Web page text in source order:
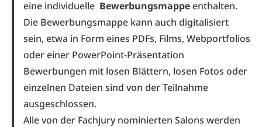
eine individuelle Bewerbungsmappeenthalten.
Die Bewerbungsmappe kann auch digitalisiert
sein, etwa in Form eines PDFs, Films, Webportfolios
oder einer PowerPoint-Präsentation
Bewerbungen mit losen Blättern, losen Fotos oder
einzelnen Dateien sind von der Teilnahme
ausgeschlossen.
Alle von der Fachjury nominierten Salons werden